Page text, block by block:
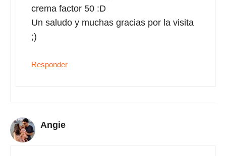
crema factor 50 :D
Un saludo y muchas gracias por la visita
;)
Responder
Angie